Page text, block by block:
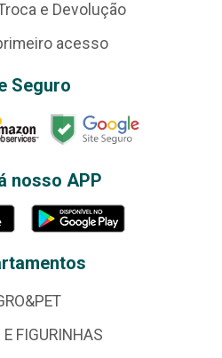
e Devolução
acesso
Seguro
nosso APP
FIGURINHAS